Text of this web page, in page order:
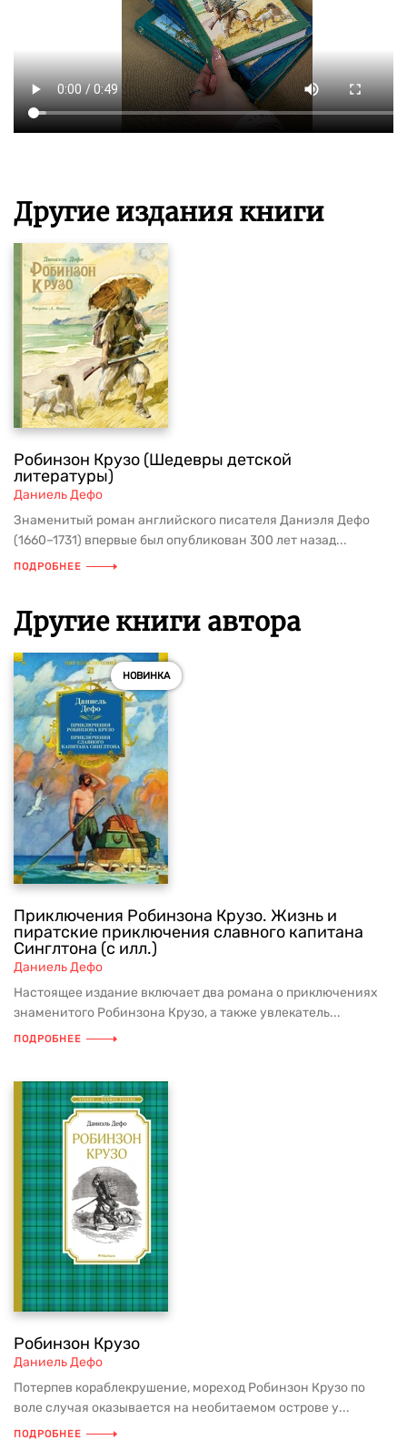
Другие издания книги
Робинзон Крузо (Шедевры детской
литературы)
Даниель Дефо
Знаменитый роман английского писателя Даниэля Дефо
(1660–1731) впервые был опубликован 300 лет назад...
ПОДРОБНЕЕ
Другие книги автора
НОВИНКА
Приключения Робинзона Крузо. Жизнь и
пиратские приключения славного капитана
Синглтона (с илл.)
Даниель Дефо
Настоящее издание включает два романа о приключениях
знаменитого Робинзона Крузо, а также увлекатель...
ПОДРОБНЕЕ
Робинзон Крузо
Даниель Дефо
Потерпев кораблекрушение, мореход Робинзон Крузо по
воле случая оказывается на необитаемом острове у...
ПОДРОБНЕЕ